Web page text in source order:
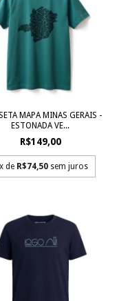
MAPA MINAS GERAIS -
ESTONADA VE...
R$149,00
x de R$74,50 sem juros